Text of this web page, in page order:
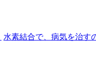
水素結合で、病気を治す